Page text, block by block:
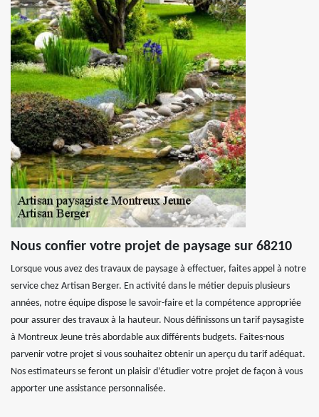
Nous confier votre projet de paysage sur 68210
Lorsque vous avez des travaux de paysage à effectuer, faites appel à notre
service chez Artisan Berger. En activité dans le métier depuis plusieurs
années, notre équipe dispose le savoir-faire et la compétence appropriée
pour assurer des travaux à la hauteur. Nous définissons un tarif paysagiste
à Montreux Jeune très abordable aux différents budgets. Faites-nous
parvenir votre projet si vous souhaitez obtenir un aperçu du tarif adéquat.
Nos estimateurs se feront un plaisir d’étudier votre projet de façon à vous
apporter une assistance personnalisée.